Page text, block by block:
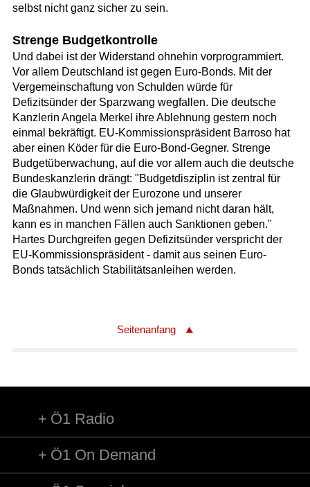
selbst nicht ganz sicher zu sein.
Strenge Budgetkontrolle
Und dabei ist der Widerstand ohnehin vorprogrammiert.
Vor allem Deutschland ist gegen Euro-Bonds. Mit der
Vergemeinschaftung von Schulden würde für
Defizitsünder der Sparzwang wegfallen. Die deutsche
Kanzlerin Angela Merkel ihre Ablehnung gestern noch
einmal bekräftigt. EU-Kommissionspräsident Barroso hat
aber einen Köder für die Euro-Bond-Gegner. Strenge
Budgetüberwachung, auf die vor allem auch die deutsche
Bundeskanzlerin drängt: "Budgetdisziplin ist zentral für
die Glaubwürdigkeit der Eurozone und unserer
Maßnahmen. Und wenn sich jemand nicht daran hält,
kann es in manchen Fällen auch Sanktionen geben."
Hartes Durchgreifen gegen Defizitsünder verspricht der
EU-Kommissionspräsident - damit aus seinen Euro-
Bonds tatsächlich Stabilitätsanleihen werden.
Seitenanfang
Ö1 Radio
Ö1 On Demand